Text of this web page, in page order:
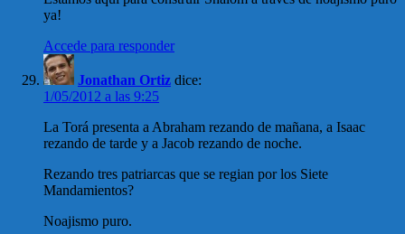
ya!
Accede para responder
Jonathan Ortiz dice:
1/05/2012 a las 9:25
La Torá presenta a Abraham rezando de mañana, a Isaac
rezando de tarde y a Jacob rezando de noche.
Rezando tres patriarcas que se regian por los Siete
Mandamientos?
Noajismo puro.